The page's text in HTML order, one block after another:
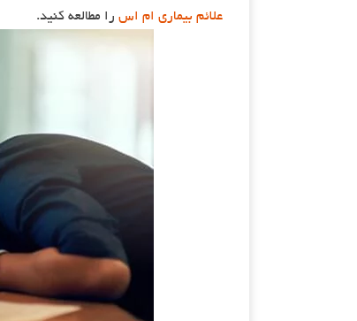
علائم بیماری ام اس را مطالعه کنید.